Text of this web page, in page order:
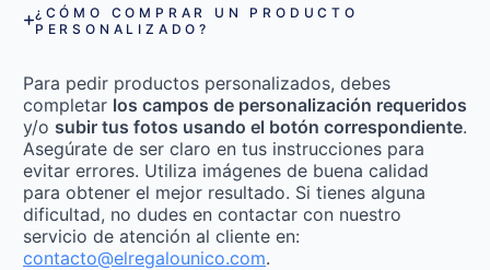
¿CÓMO COMPRAR UN PRODUCTO
PERSONALIZADO?
Para pedir productos personalizados, debes
completar los campos de personalización requeridos
y/o subir tus fotos usando el botón correspondiente.
Asegúrate de ser claro en tus instrucciones para
evitar errores. Utiliza imágenes de buena calidad
para obtener el mejor resultado. Si tienes alguna
dificultad, no dudes en contactar con nuestro
servicio de atención al cliente en:
contacto@elregalounico.com.